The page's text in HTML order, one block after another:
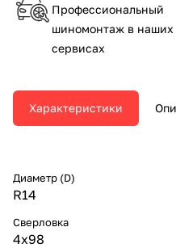
Профессиональный
шиномонтаж в наших
сервисах
Характеристики
Диаметр (D)
R14
Сверловка
4х98